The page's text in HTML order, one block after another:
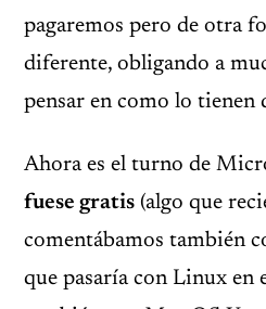
pagaremos pero de otra
diferente, obligando a
pensar en como lo tienen
Ahora es el turno de
fuese gratis (algo que
comentábamos también
que pasaría con Linux en